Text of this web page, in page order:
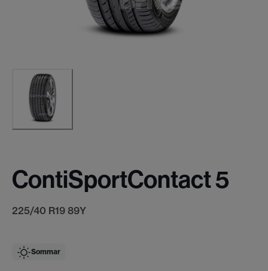
ContiSportContact 5
225/40 R19 89Y
Sommar